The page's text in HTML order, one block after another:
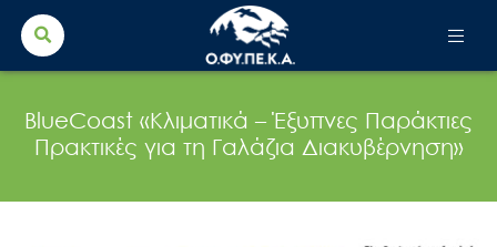
Search
for:
BlueCoast «Κλιματικά – Έξυπνες Παράκτιες
Πρακτικές για τη Γαλάζια Διακυβέρνηση»